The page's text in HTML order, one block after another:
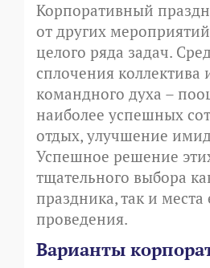
Корпоративный
от других
целого ряда задач.
сплочения коллектива
командного духа –
наиболее успешных
отдых, улучшение
Успешное решение
тщательного выбора
праздника, так и места
проведения.
Варианты